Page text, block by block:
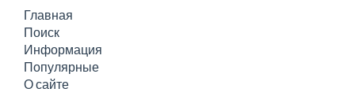
Главная
Поиск
Информация
Популярные
О сайте